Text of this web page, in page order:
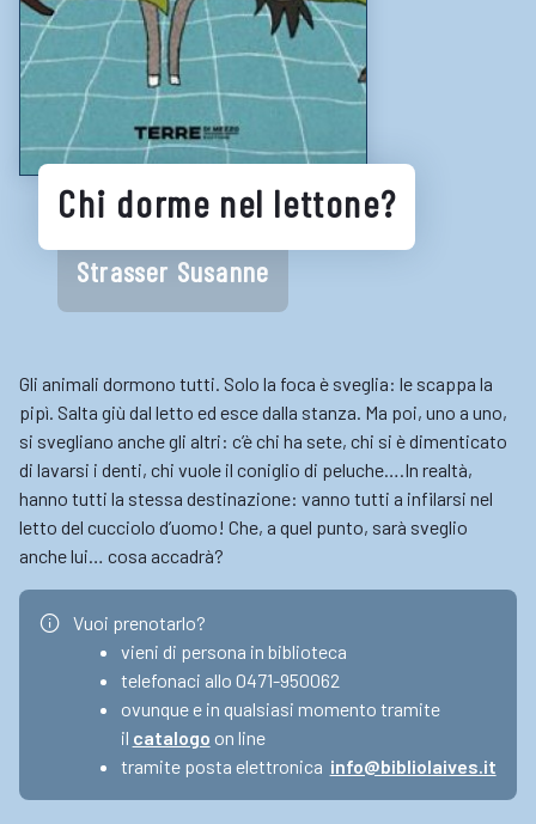
Biblioteche e cataloghi online
Consigli per la lettura
Biblioteche digitali
Gaming
Enti
Chi dorme nel lettone?
Strasser Susanne
Gli animali dormono tutti. Solo la foca è sveglia: le scappa la
pipì. Salta giù dal letto ed esce dalla stanza. Ma poi, uno a uno,
si svegliano anche gli altri: c’è chi ha sete, chi si è dimenticato
di lavarsi i denti, chi vuole il coniglio di peluche….In realtà,
hanno tutti la stessa destinazione: vanno tutti a infilarsi nel
letto del cucciolo d’uomo! Che, a quel punto, sarà sveglio
anche lui… cosa accadrà?
Vuoi prenotarlo?
vieni di persona in biblioteca
telefonaci allo 0471-950062
ovunque e in qualsiasi momento tramite
il catalogo on line
tramite posta elettronica info@bibliolaives.it